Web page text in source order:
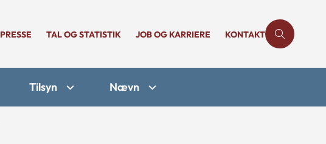
PRESSE TAL OG STATISTIK JOB OG KARRIERE KONTAKT
Tilsyn Nævn